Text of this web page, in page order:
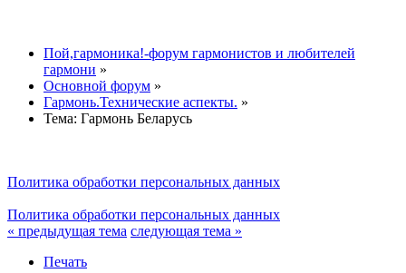
Пой,гармоника!-форум гармонистов и любителей
гармони »
Основной форум »
Гармонь.Технические аспекты. »
Тема: Гармонь Беларусь
Политика обработки персональных данных
Политика обработки персональных данных
« предыдущая тема следующая тема »
Печать